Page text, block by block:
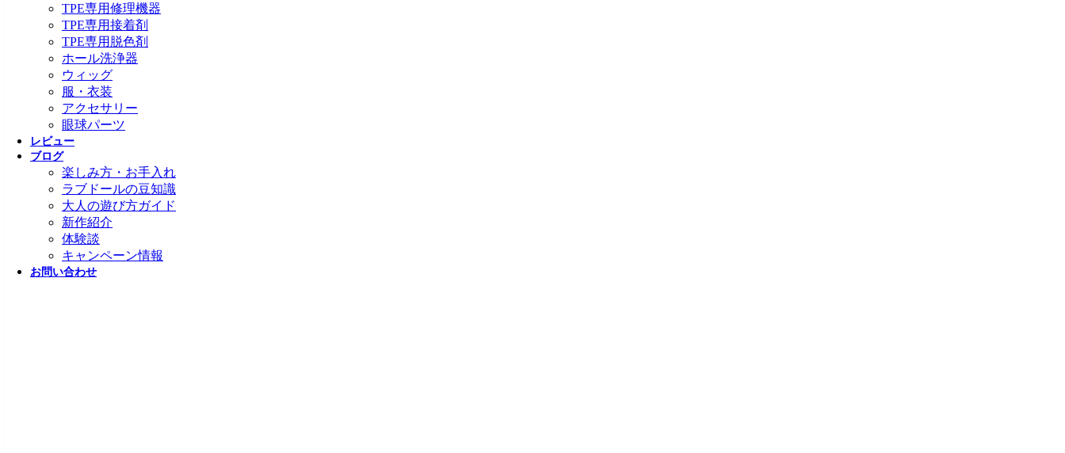
TPE専用修理機器
TPE専用接着剤
TPE専用脱色剤
ホール洗浄器
ウィッグ
服・衣装
アクセサリー
眼球パーツ
レビュー
ブログ
楽しみ方・お手入れ
ラブドールの豆知識
大人の遊び方ガイド
新作紹介
体験談
キャンペーン情報
お問い合わせ